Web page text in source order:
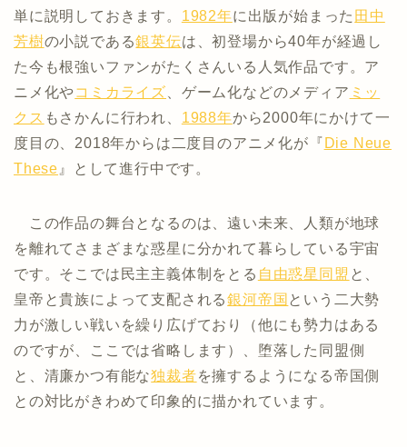
単に説明しておきます。 1982年に出版が始まった 田中
芳樹の小説である銀英伝は、初登場から40年が経過し
た今も根強いファンがたくさんいる人気作品です。ア
ニメ化やコミカライズ 、ゲーム化などのメディア ミッ
クス もさかんに行われ、 1988年から2000年にかけて一
度目の、2018年からは二度目のアニメ化が『 Die Neue
These 』として進行中です。
この作品の舞台となるのは、遠い未来、人類が地球
を離れてさまざまな惑星に分かれて暮らしている宇宙
です。そこでは民主主義体制をとる 自由惑星同盟 と、
皇帝と貴族によって支配される銀河帝国 という二大勢
力が激しい戦いを繰り広げており（他にも勢力はある
のですが、ここでは省略します）、堕落した同盟側
と、清廉かつ有能な独裁者を擁するようになる帝国側
との対比がきわめて印象的に描かれています。